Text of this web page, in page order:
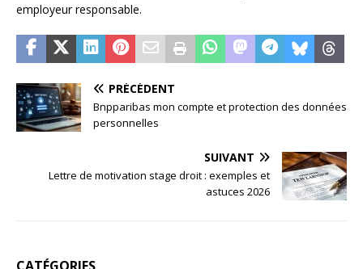
employeur responsable.
PRÉCÉDENT
Bnpparibas mon compte et protection des données
personnelles
SUIVANT
Lettre de motivation stage droit : exemples et
astuces 2026